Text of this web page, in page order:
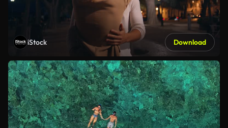
iStock Download